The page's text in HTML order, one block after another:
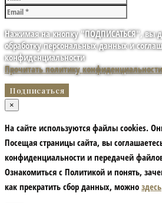
Нажимая на кнопку "ПОДПИСАТЬСЯ", вы
обработку персональных данных и
конфиденциальности
Прочитать политику
×
На сайте используются файлы cookies.
Посещая страницы сайта, вы
конфиденциальности и передачей
Ознакомиться с Политикой и понять,
как прекратить сбор данных, можно здесь